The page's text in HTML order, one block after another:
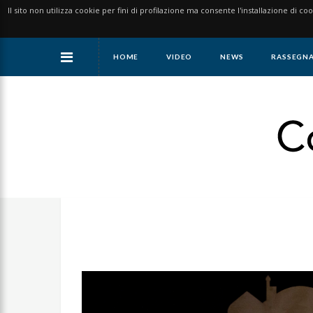
Il sito non utilizza cookie per fini di profilazione ma consente l'installazione di
HOME VIDEO NEWS